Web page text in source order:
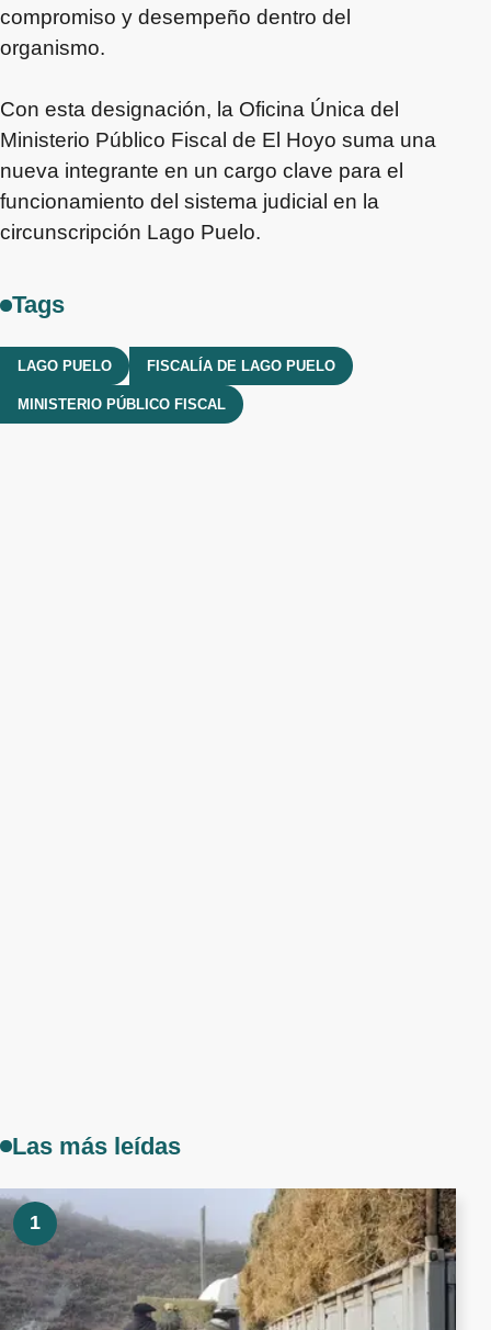
compromiso y desempeño dentro del
organismo.
Con esta designación, la Oficina Única del
Ministerio Público Fiscal de El Hoyo suma una
nueva integrante en un cargo clave para el
funcionamiento del sistema judicial en la
circunscripción Lago Puelo.
Tags
LAGO PUELO FISCALÍA DE LAGO PUELO
MINISTERIO PÚBLICO FISCAL
Las más leídas
1